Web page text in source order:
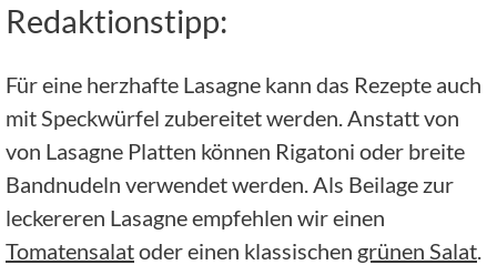
Redaktionstipp:
Für eine herzhafte Lasagne kann das Rezepte auch
mit Speckwürfel zubereitet werden. Anstatt von
von Lasagne Platten können Rigatoni oder breite
Bandnudeln verwendet werden. Als Beilage zur
leckereren Lasagne empfehlen wir einen
Tomatensalatoder einen klassischen grünen Salat